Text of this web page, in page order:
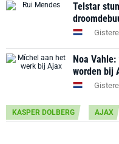
Telstar
Noa
worden bij
KASPER DOLBERG AJAX